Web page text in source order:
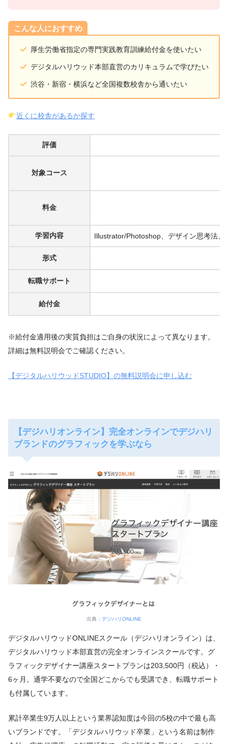
こんな人におすすめ
厚生労働省指定の専門実践教育訓練給付金を使いたい
デジタルハリウッド本部直営のカリキュラムで学びたい
渋谷・新宿・横浜など全国複数校舎から通いたい
近くに校舎があるか探す
評価
対象コース
料金
学習内容 Illustrator/Photoshop、デザイン思考法
形式
転職サポート
給付金
※給付金適用後の実質負担はご自身の状況によって異なります。
詳細は無料説明会でご確認ください。
【デジタルハリウッドSTUDIO】の無料説明会に申し込む
【デジハリオンライン】完全オンラインでデジハリ
ブランドのグラフィックを学ぶなら
出典： デジハリONLINE
デジタルハリウッドONLINEスクール（デジハリオンライン）は、
デジタルハリウッド本部直営の完全オンラインスクールです。グ
ラフィックデザイナー講座スタートプランは203,500円（税込）・
6ヶ月。通学不要なので全国どこからでも受講でき、転職サポート
も付属しています。
累計卒業生9万人以上という業界認知度は今回の5校の中で最も高
いブランドです。「デジタルハリウッド卒業」という名前は制作